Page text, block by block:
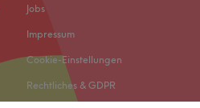
Jobs
Impressum
Cookie-Einstellungen
Rechtliches & GDPR